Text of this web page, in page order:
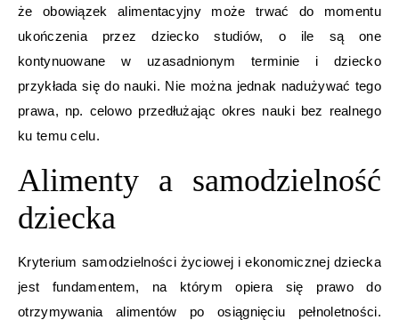
że obowiązek alimentacyjny może trwać do momentu
ukończenia przez dziecko studiów, o ile są one
kontynuowane w uzasadnionym terminie i dziecko
przykłada się do nauki. Nie można jednak nadużywać tego
prawa, np. celowo przedłużając okres nauki bez realnego
ku temu celu.
Alimenty a samodzielność
dziecka
Kryterium samodzielności życiowej i ekonomicznej dziecka
jest fundamentem, na którym opiera się prawo do
otrzymywania alimentów po osiągnięciu pełnoletności.